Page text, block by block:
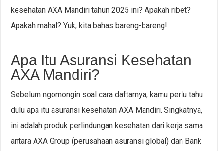
kesehatan AXA Mandiri tahun 2025 ini? Apakah ribet?
Apakah mahal? Yuk, kita bahas bareng-bareng!
Apa Itu Asuransi Kesehatan
AXA Mandiri?
Sebelum ngomongin soal cara daftarnya, kamu perlu tahu
dulu apa itu asuransi kesehatan AXA Mandiri. Singkatnya,
ini adalah produk perlindungan kesehatan dari kerja sama
antara AXA Group (perusahaan asuransi global) dan Bank